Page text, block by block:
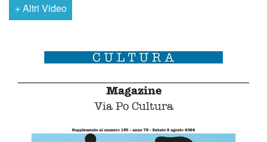
+Altri Video
Magazine
Via Po Cultura